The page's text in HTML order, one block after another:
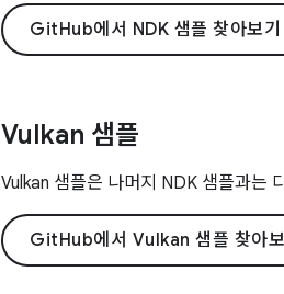
GitHub에서 NDK 샘플 찾아보기
Vulkan 샘플
Vulkan 샘플은 나머지 NDK 샘플과는
GitHub에서 Vulkan 샘플 찾아보